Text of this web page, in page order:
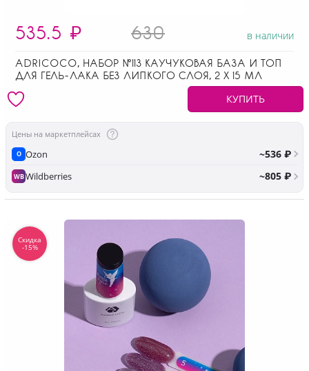
535.5 ₽ 630 в наличии
ADRICOCO, НАБОР №113 КАУЧУКОВАЯ БАЗА И ТОП
ДЛЯ ГЕЛЬ-ЛАКА БЕЗ ЛИПКОГО СЛОЯ, 2 Х 15 МЛ
КУПИТЬ
Цены на маркетплейсах
O Ozon ~536 ₽
WBWildberries ~805 ₽
Скидка
-15%